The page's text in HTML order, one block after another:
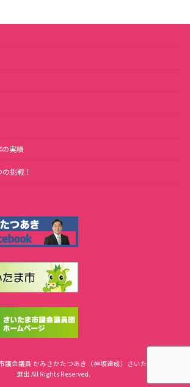
実績
挑戦！
会議員 かみさかたつあき（神坂達成）さいたま市緑区
選出 All Rights Reserved.